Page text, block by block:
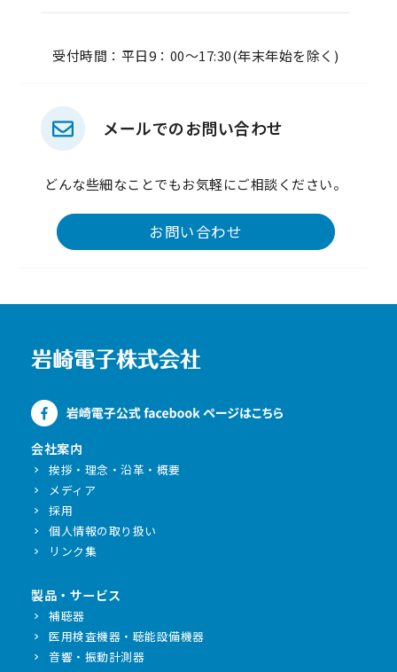
受付時間：平日9：00～17:30(年末年始を除く)
メールでのお問い合わせ
どんな些細なことでもお気軽にご相談ください。
お問い合わせ
会社案内
挨拶・理念・沿革・概要
メディア
採用
個人情報の取り扱い
リンク集
製品・サービス
補聴器
医用検査機器・聴能設備機器
音響・振動計測器